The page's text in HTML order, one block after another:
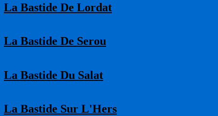
La Bastide De Lordat
La Bastide De Serou
La Bastide Du Salat
La Bastide Sur L'Hers